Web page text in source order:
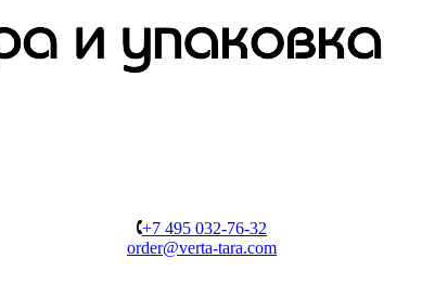
+7 495 032-76-32
order@verta-tara.com